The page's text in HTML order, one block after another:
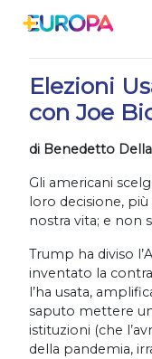
03/11/2020
Elezioni
con Joe
di Benedetto
Gli americani
loro decisione,
nostra vita; e non
Trump ha diviso
inventato la
l’ha usata,
saputo mettere
istituzioni (che
della pandemia,